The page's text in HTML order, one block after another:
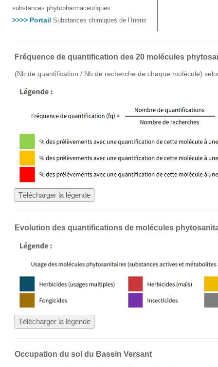
substances phytopharmaceutiques
>>>> Portail Substances chimiques de l’Ineris
Fréquence de quantification des 20 molécules
(Nb de quantification / Nb de recherche de chaque molécule)
Télécharger la légende
Evolution des quantifications de molécules
Télécharger la légende
Occupation du sol du Bassin Versant